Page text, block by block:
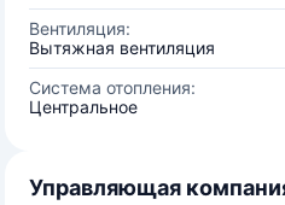
Вентиляция:
Вытяжная вентиляция
Система отопления:
Центральное
Управляющая